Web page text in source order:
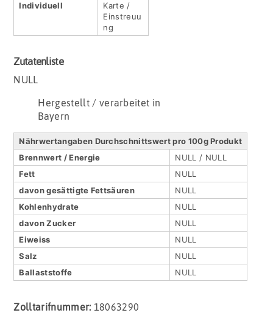
Indivi­duell
Karte /
Einstreuu
ng
Zutatenliste
NULL
Hergestellt / verarbeitet in
Bayern
Nährwertangaben Durchschnittswert pro 100g Produkt
Brennwert / Energie
NULL / NULL
Fett
NULL
davon gesättigte Fettsäuren
NULL
Kohlenhydrate
NULL
davon Zucker
NULL
Eiweiss
NULL
Salz
NULL
Ballaststoffe
NULL
Zolltarifnummer: 18063290